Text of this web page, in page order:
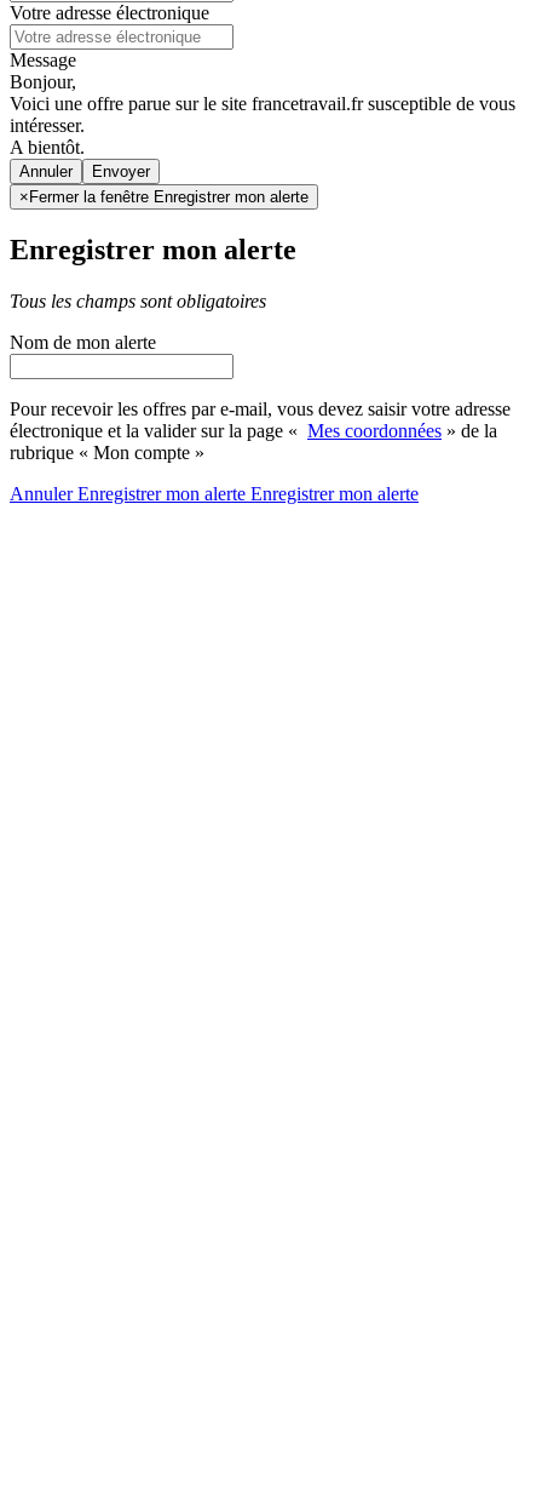
Votre adresse électronique
Message
Bonjour,
Voici une offre parue sur le site francetravail.fr susceptible de vous
intéresser.
A bientôt.
Annuler
× Fermer la fenêtre Enregistrer mon alerte
Enregistrer mon alerte
Tous les champs sont obligatoires
Nom de mon alerte
Pour recevoir les offres par e-mail, vous devez saisir votre adresse
électronique et la valider sur la page « Mes coordonnées » de la
rubrique « Mon compte »
AnnulerEnregistrer mon alerte Enregistrermon alerte